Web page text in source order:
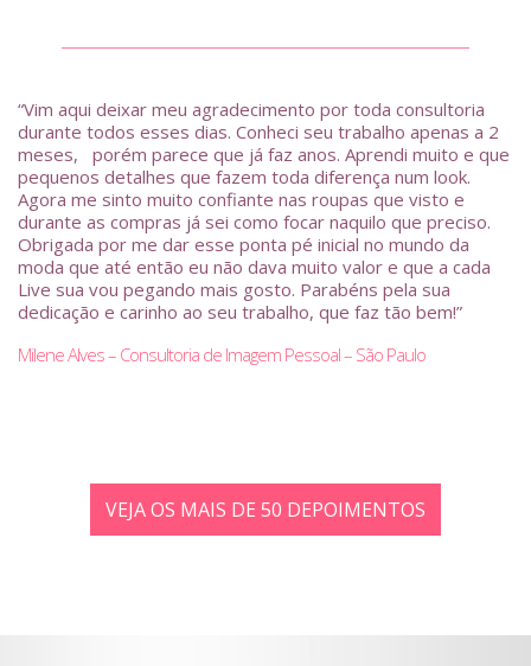
“Vim aqui deixar meu agradecimento por toda consultoria
durante todos esses dias. Conheci seu trabalho apenas a 2
meses, porém parece que já faz anos. Aprendi muito e que
pequenos detalhes que fazem toda diferença num look.
Agora me sinto muito confiante nas roupas que visto e
durante as compras já sei como focar naquilo que preciso.
Obrigada por me dar esse ponta pé inicial no mundo da
moda que até então eu não dava muito valor e que a cada
Live sua vou pegando mais gosto. Parabéns pela sua
dedicação e carinho ao seu trabalho, que faz tão bem!”
Milene Alves – Consultoria de Imagem Pessoal – São Paulo
VEJA OS MAIS DE 50 DEPOIMENTOS